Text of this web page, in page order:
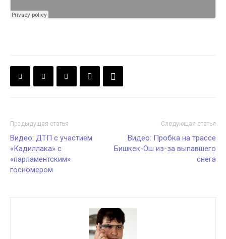
Предыдущая статья
Видео: ДТП с участием
«Кадиллака» с
«парламентским»
госномером
Следующая статья
Видео: Пробка на трассе
Бишкек-Ош из-за выпавшего
снега